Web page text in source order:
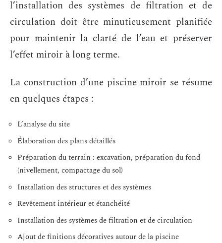
l’installation des systèmes de filtration et de
circulation doit être minutieusement planifiée
pour maintenir la clarté de l’eau et préserver
l’effet miroir à long terme.
La construction d’une piscine miroir se résume
en quelques étapes :
L’analyse du site
Élaboration des plans détaillés
Préparation du terrain : excavation, préparation du fond
(nivellement, compactage du sol)
Installation des structures et des systèmes
Revêtement intérieur et étanchéité
Installation des systèmes de filtration et de circulation
Ajout de finitions décoratives autour de la piscine